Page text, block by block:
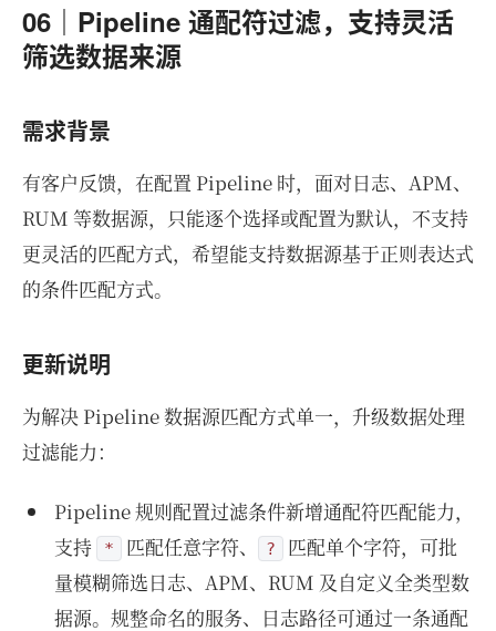
06｜Pipeline 通配符过滤，支持灵活
筛选数据来源
需求背景
有客户反馈，在配置 Pipeline 时，面对日志、APM、
RUM 等数据源，只能逐个选择或配置为默认，不支持
更灵活的匹配方式，希望能支持数据源基于正则表达式
的条件匹配方式。
更新说明
为解决 Pipeline 数据源匹配方式单一，升级数据处理
过滤能力：
Pipeline 规则配置过滤条件新增通配符匹配能力，
支持
* 匹配任意字符、 ? 匹配单个字符，可批
量模糊筛选日志、APM、RUM 及自定义全类型数
据源。规整命名的服务、日志路径可通过一条通配